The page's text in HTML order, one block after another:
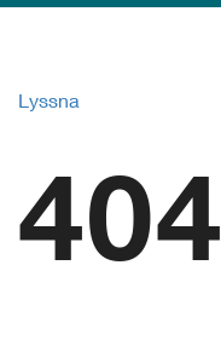
Lyssna
404